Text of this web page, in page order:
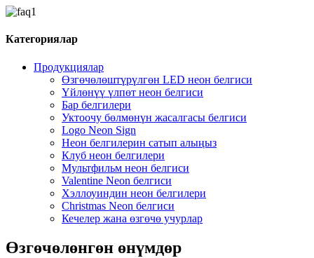
Категориялар
Продукциялар
Өзгөчөлөштүрүлгөн LED неон белгиси
Үйлөнүү үлпөт неон белгиси
Бар белгилери
Уктоочу бөлмөнүн жасалгасы белгиси
Logo Neon Sign
Неон белгилерин сатып алыңыз
Клуб неон белгилери
Мультфильм неон белгиси
Valentine Neon белгиси
Хэллоуиндин неон белгилери
Christmas Neon белгиси
Кечелер жана өзгөчө учурлар
Өзгөчөлөнгөн өнүмдөр